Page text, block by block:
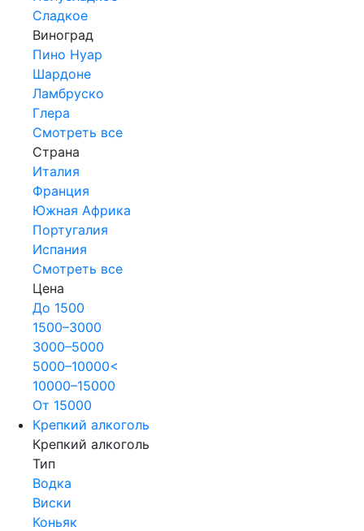
Сладкое
Виноград
Пино Нуар
Шардоне
Ламбруско
Глера
Смотреть все
Страна
Италия
Франция
Южная Африка
Португалия
Испания
Смотреть все
Цена
До 1500
1500–3000
3000–5000
5000–10000<
10000–15000
От 15000
Крепкий алкоголь
Крепкий алкоголь
Тип
Водка
Виски
Коньяк